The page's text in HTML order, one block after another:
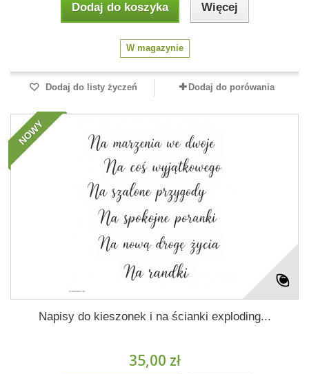
Dodaj do koszyka Więcej
W magazynie
Dodaj do listy życzeń Dodaj do porówania
NOWY
Napisy do kieszonek i na ścianki exploding...
35,00 zł